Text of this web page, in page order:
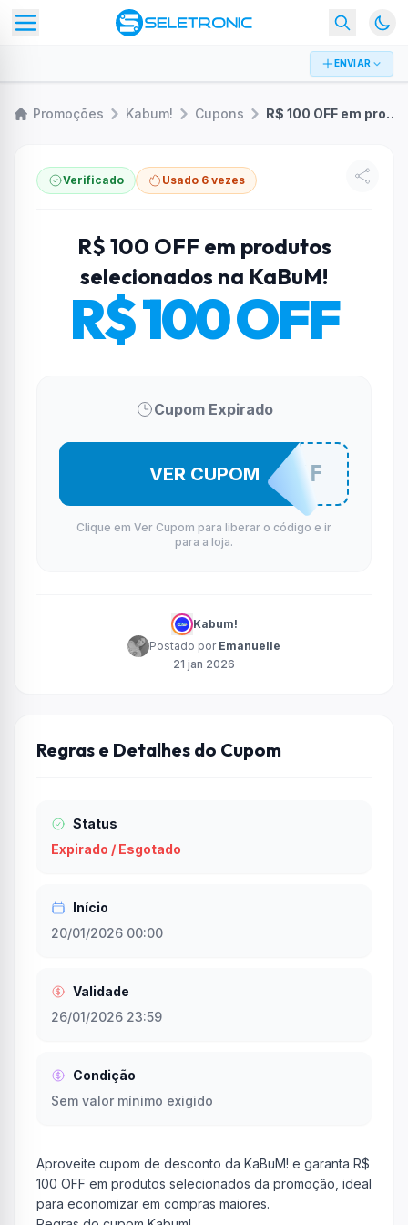
ENVIAR
Promoções Kabum! Cupons R$ 100 OFF em produtos selecionados na KaBuM!
Verificado Usado 6 vezes
R$ 100 OFF em produtos
selecionados na KaBuM!
R$ 100 OFF
Cupom Expirado
ITL100OFF
VER CUPOM
Clique em Ver Cupom para liberar o código e ir
para a loja.
Kabum!
Postado por Emanuelle
21 jan 2026
Regras e Detalhes do Cupom
Status
Expirado / Esgotado
Início
20/01/2026 00:00
Validade
26/01/2026 23:59
Condição
Sem valor mínimo exigido
Aproveite cupom de desconto da KaBuM! e garanta R$
100 OFF em produtos selecionados da promoção, ideal
para economizar em compras maiores.